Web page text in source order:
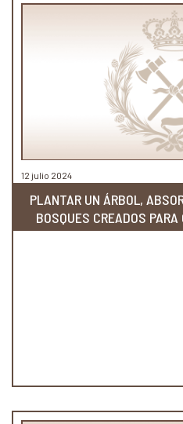
12 julio 2024
PLANTAR UN ÁRBOL,
BOSQUES CREADOS